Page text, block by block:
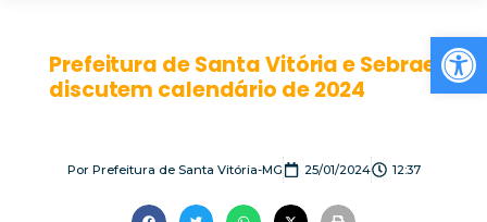
Prefeitura de Santa Vitória e Sebrae
discutem calendário de 2024
PorPrefeitura de Santa Vitória-MG 25/01/2024 12:37